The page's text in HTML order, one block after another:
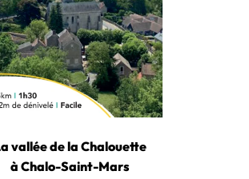
vallée de la Chalouette
à Chalo-Saint-Mars